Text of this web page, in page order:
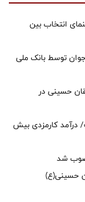
انتخاب بین
جوان توسط بانک ملی
حسینی در
درآمد کارمزدی بیش
شد
حسینی(ع)